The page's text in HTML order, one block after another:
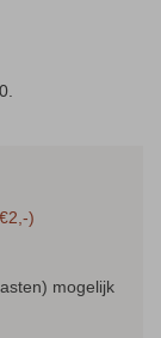
.
)
mogelijk